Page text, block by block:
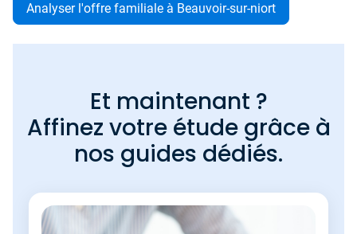
Analyser l'offre familiale à Beauvoir-sur-niort
Et maintenant ?
Affinez votre étude grâce à
nos guides dédiés.